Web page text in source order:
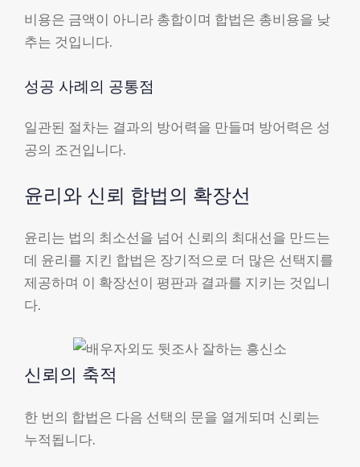
비용은 금액이 아니라 총합이며 합법은 총비용을 낮
추는 것입니다.
성공 사례의 공통점
일관된 절차는 결과의 방어력을 만들며 방어력은 성
공의 조건입니다.
윤리와 신뢰 합법의 확장선
윤리는 법의 최소선을 넘어 신뢰의 최대선을 만드는
데 윤리를 지킨 합법은 장기적으로 더 많은 선택지를
제공하며 이 확장선이 평판과 결과를 지키는 것입니
다.
신뢰의 축적
한 번의 합법은 다음 선택의 문을 열게되며 신뢰는
누적됩니다.